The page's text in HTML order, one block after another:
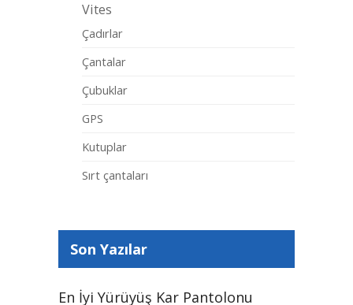
Vites
Çadırlar
Çantalar
Çubuklar
GPS
Kutuplar
Sırt çantaları
Son Yazılar
En İyi Yürüyüş Kar Pantolonu